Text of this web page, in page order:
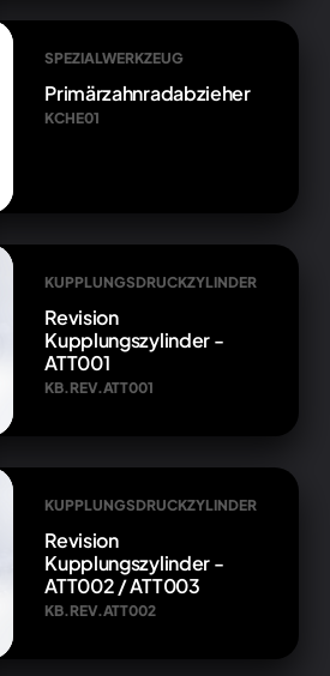
SPEZIALWERKZEUG
Primärzahnradabzieher
KCHE01
KUPPLUNGSDRUCKZYLINDER
Revision
Kupplungszylinder -
ATT001
KB.REV.ATT001
KUPPLUNGSDRUCKZYLINDER
Revision
Kupplungszylinder -
ATT002 / ATT003
KB.REV.ATT002